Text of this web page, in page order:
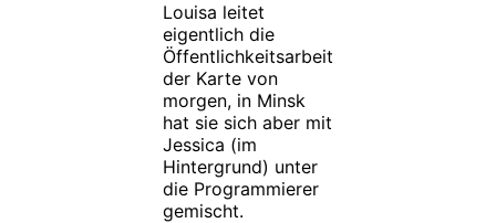
Louisa leitet
eigentlich die
Öffentlichkeitsarbeit
der Karte von
morgen, in Minsk
hat sie sich aber mit
Jessica (im
Hintergrund) unter
die Programmierer
gemischt.